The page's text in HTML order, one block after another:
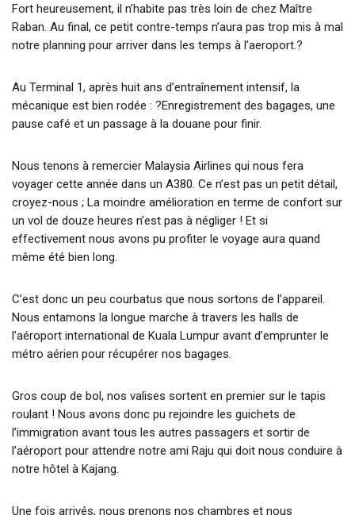
Fort heureusement, il n’habite pas très loin de chez Maître
Raban. Au final, ce petit contre-temps n’aura pas trop mis à mal
notre planning pour arriver dans les temps à l’aeroport.?
Au Terminal 1, après huit ans d’entraînement intensif, la
mécanique est bien rodée : ?Enregistrement des bagages, une
pause café et un passage à la douane pour finir.
Nous tenons à remercier Malaysia Airlines qui nous fera
voyager cette année dans un A380. Ce n’est pas un petit détail,
croyez-nous ; La moindre amélioration en terme de confort sur
un vol de douze heures n’est pas à négliger ! Et si
effectivement nous avons pu profiter le voyage aura quand
même été bien long.
C’est donc un peu courbatus que nous sortons de l’appareil.
Nous entamons la longue marche à travers les halls de
l’aéroport international de Kuala Lumpur avant d’emprunter le
métro aérien pour récupérer nos bagages.
Gros coup de bol, nos valises sortent en premier sur le tapis
roulant ! Nous avons donc pu rejoindre les guichets de
l’immigration avant tous les autres passagers et sortir de
l’aéroport pour attendre notre ami Raju qui doit nous conduire à
notre hôtel à Kajang.
Une fois arrivés, nous prenons nos chambres et nous